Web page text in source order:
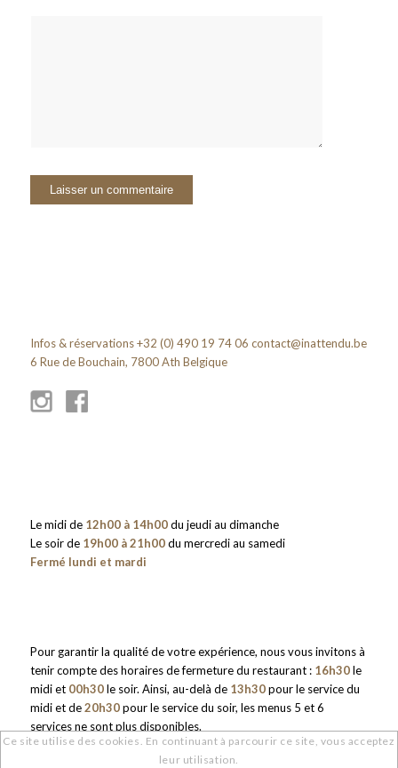
Infos & réservations +32 (0) 490 19 74 06 contact@inattendu.be
6 Rue de Bouchain, 7800 Ath Belgique
Le midi de 12h00 à 14h00du jeudi au dimanche
Le soir de 19h00 à 21h00du mercredi au samedi
Fermé lundi et mardi
Pour garantir la qualité de votre expérience, nous vous invitons à
tenir compte des horaires de fermeture du restaurant : 16h30le
midi et 00h30le soir. Ainsi, au-delà de 13h30pour le service du
midi et de20h30pour le service du soir, les menus 5 et 6
services ne sont plus disponibles.
Ce site utilise des cookies. En continuant à parcourir ce site, vous acceptez
leur utilisation.